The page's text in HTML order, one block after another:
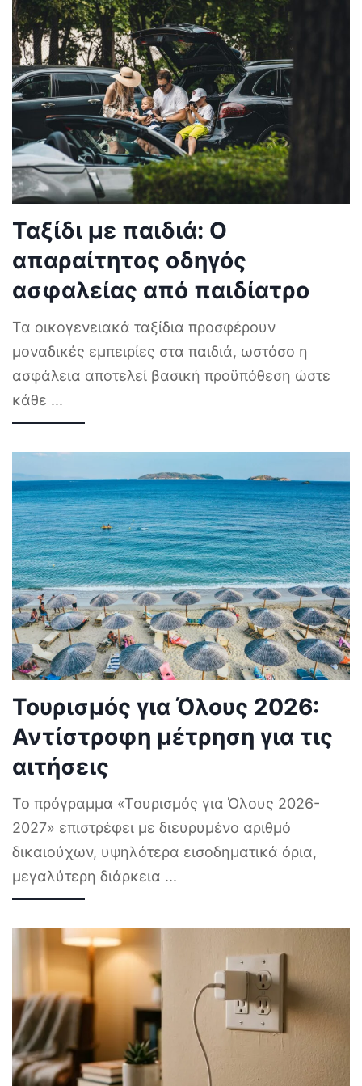
Ταξίδι με παιδιά: Ο
απαραίτητος οδηγός
ασφαλείας από παιδίατρο
Τα οικογενειακά ταξίδια προσφέρουν
μοναδικές εμπειρίες στα παιδιά, ωστόσο η
ασφάλεια αποτελεί βασική προϋπόθεση ώστε
κάθε ...
Τουρισμός για Όλους 2026:
Αντίστροφη μέτρηση για τις
αιτήσεις
Το πρόγραμμα «Τουρισμός για Όλους 2026-
2027» επιστρέφει με διευρυμένο αριθμό
δικαιούχων, υψηλότερα εισοδηματικά όρια,
μεγαλύτερη διάρκεια ...